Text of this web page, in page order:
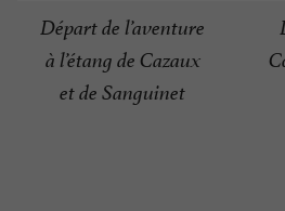
Départ de l’aventure
à l’étang de Cazaux
et de Sanguinet